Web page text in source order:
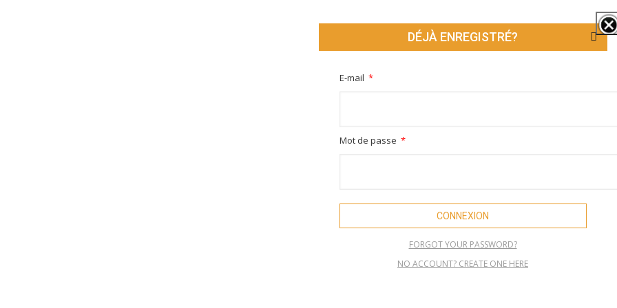
DÉJÀ ENREGISTRÉ?
E-mail
Mot de passe
CONNEXION
FORGOT YOUR PASSWORD?
NO ACCOUNT? CREATE ONE HERE